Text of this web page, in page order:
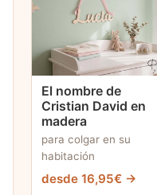
El nombre de
Cristian David en
madera
para colgar en su
habitación
desde 16,95€ →